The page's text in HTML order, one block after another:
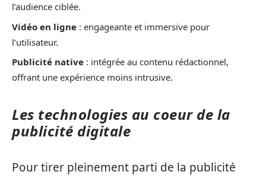
l’audience ciblée.
Vidéo en ligne : engageante et immersive pour
l’utilisateur.
Publicité native : intégrée au contenu rédactionnel,
offrant une expérience moins intrusive.
Les technologies au coeur de la
publicité digitale
Pour tirer pleinement parti de la publicité